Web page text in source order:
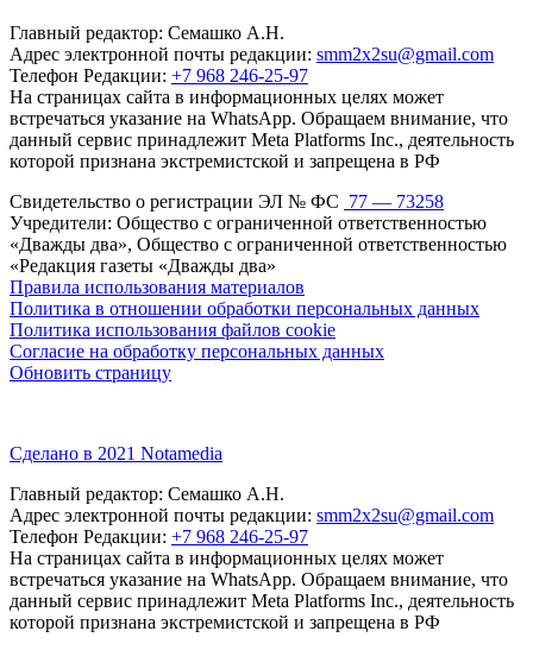
Главный редактор: Семашко А.Н.
Адрес электронной почты редакции: smm2x2su@gmail.com
Телефон Редакции: +7 968 246-25-97
На страницах сайта в информационных целях может
встречаться указание на WhatsApp. Обращаем внимание, что
данный сервис принадлежит Meta Platforms Inc., деятельность
которой признана экстремистской и запрещена в РФ
Свидетельство о регистрации ЭЛ № ФС 77 — 73258
Учредители: Общество с ограниченной ответственностью
«Дважды два», Общество с ограниченной ответственностью
«Редакция газеты «Дважды два»
Правила использования материалов
Политика в отношении обработки персональных данных
Политика использования файлов cookie
Согласие на обработку персональных данных
Обновить страницу
Сделано в 2021 Notamedia
Главный редактор: Семашко А.Н.
Адрес электронной почты редакции: smm2x2su@gmail.com
Телефон Редакции: +7 968 246-25-97
На страницах сайта в информационных целях может
встречаться указание на WhatsApp. Обращаем внимание, что
данный сервис принадлежит Meta Platforms Inc., деятельность
которой признана экстремистской и запрещена в РФ